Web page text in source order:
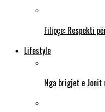
Filipçe: Respekti
Lifestyle
Nga brigjet e Jonit